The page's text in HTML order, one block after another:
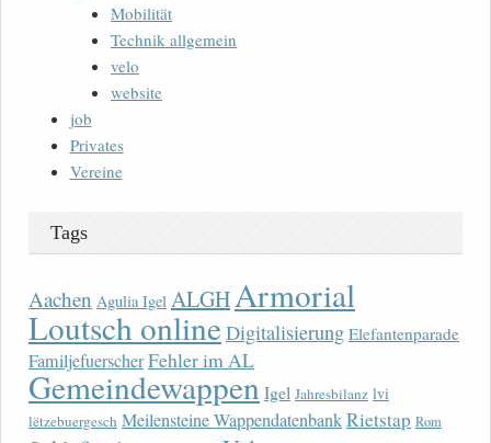
Mobilität
Technik allgemein
velo
website
job
Privates
Vereine
Tags
Aachen Agulia Igel ALGH Armorial
Loutsch onlineDigitalisierung Elefantenparade
FamiljefuerscherFehler im AL
Gemeindewappen Igel Jahresbilanz lvi
lëtzebuergesch Meilensteine WappendatenbankRietstap Rom